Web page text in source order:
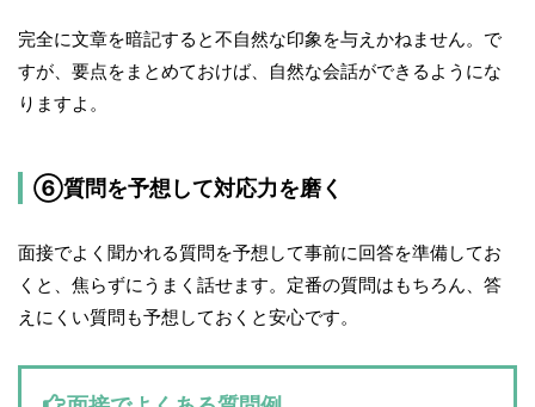
完全に文章を暗記すると不自然な印象を与えかねません。で
すが、要点をまとめておけば、自然な会話ができるようにな
りますよ。
⑥質問を予想して対応力を磨く
面接でよく聞かれる質問を予想して事前に回答を準備してお
くと、焦らずにうまく話せます。定番の質問はもちろん、答
えにくい質問も予想しておくと安心です。